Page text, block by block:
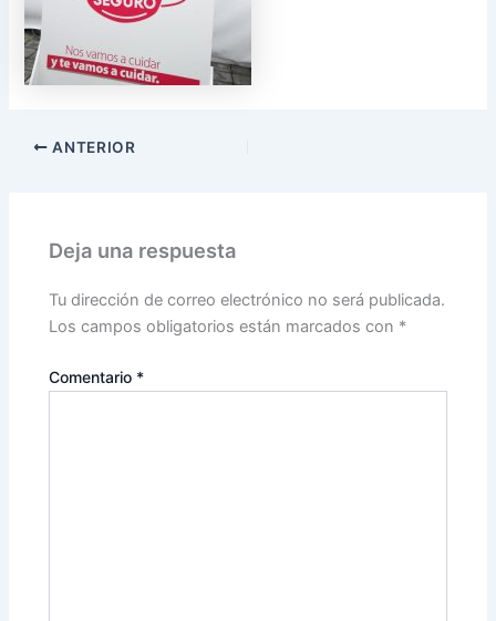
ANTERIOR
Deja una respuesta
Tu dirección de correo electrónico no será publicada.
Los campos obligatorios están marcados con *
Comentario *